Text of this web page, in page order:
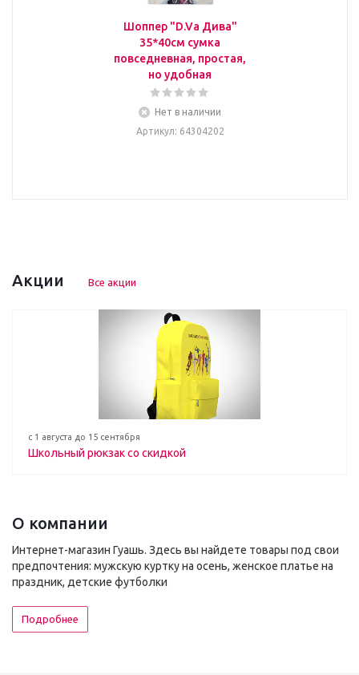
Шоппер "D.Va Дива"
35*40см сумка
повседневная, простая,
но удобная
Нет в наличии
Артикул: 64304202
Акции Все акции
с 1 августа до 15 сентября
Школьный рюкзак со скидкой
О компании
Интернет-магазин Гуашь. Здесь вы найдете товары под свои
предпочтения: мужскую куртку на осень, женское платье на
праздник, детские футболки
Подробнее